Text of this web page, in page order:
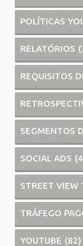
POLÍTICAS
RELATÓRIOS
REQUISITOS
SEGMENTOS
SOCIAL ADS
STREET VIEW
TRÁFEGO
YOUTUBE (82)